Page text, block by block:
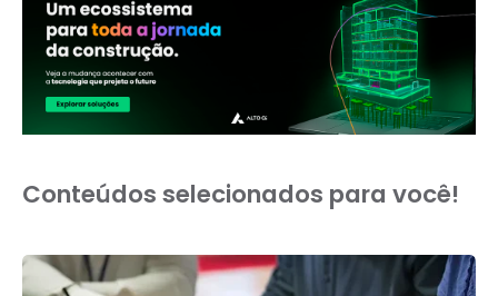
Conteúdos selecionados para você!